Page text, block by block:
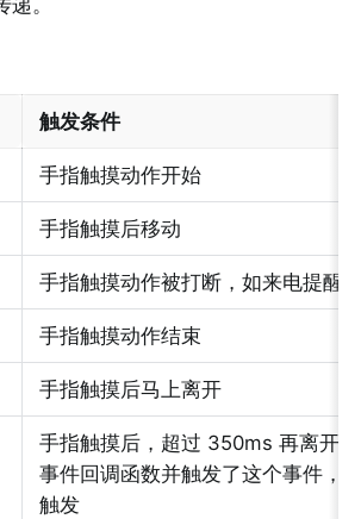
。
触发条件
手指触摸动作开始
手指触摸后移动
手指触摸动作被打断，如来电提醒
手指触摸动作结束
手指触摸后马上离开
手指触摸后，超过 350ms 再离开
事件回调函数并触发了这个事件，
触发